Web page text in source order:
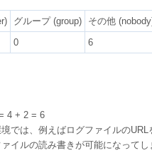
グループ (group)
その他
0 6
4 + 2 = 6
では、例えばログファイルの
イルの読み書きが可能になって